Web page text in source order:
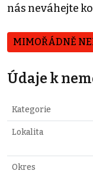
nás neváhejte
MIMOŘÁDNĚ
Údaje k
Kategorie
Lokalita
Okres